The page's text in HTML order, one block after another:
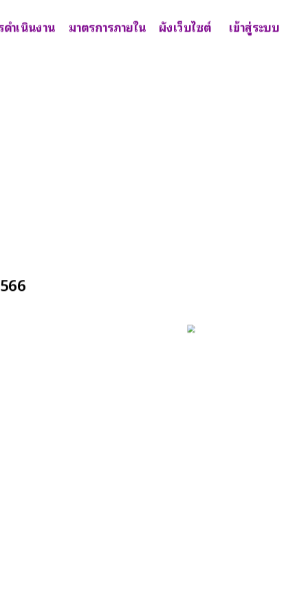
ดำเนินงาน มาตรการภายใน ผังเว็บไซต์ เข้าสู่ระบบ